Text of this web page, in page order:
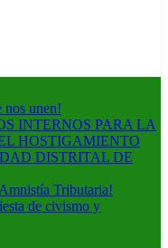
nos unen!
INTERNOS PARA LA
HOSTIGAMIENTO
DISTRITAL DE
Tributaria!
de civismo y